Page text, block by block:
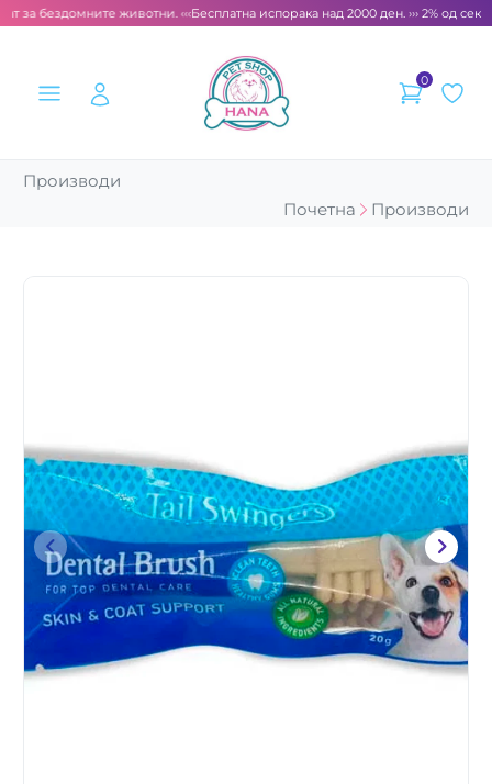
за бездомните животни. ‹‹‹ Бесплатна испорака над 2000 ден. ››› 2% од
0
Производи
Почетна
Производи